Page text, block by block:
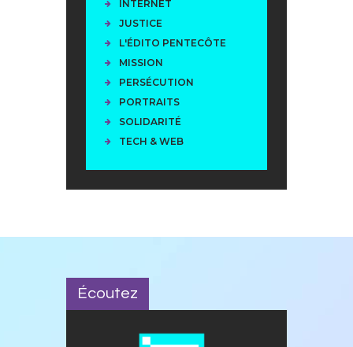
INTERNET
JUSTICE
L'ÉDITO PENTECÔTE
MISSION
PERSÉCUTION
PORTRAITS
SOLIDARITÉ
TECH & WEB
Écoutez